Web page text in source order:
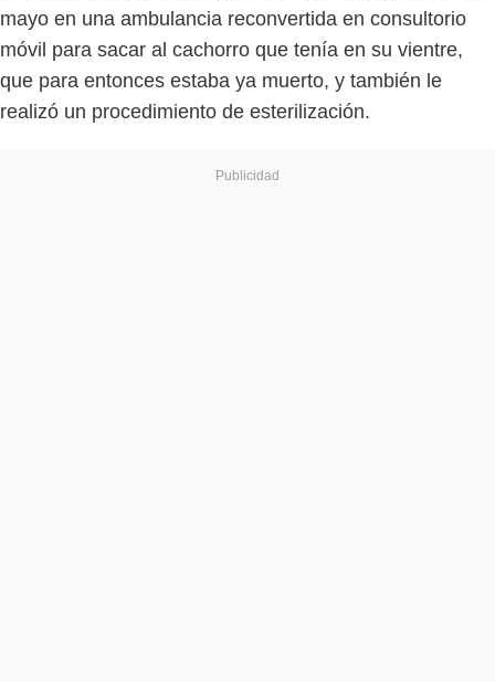
mayo en una ambulancia reconvertida en consultorio
móvil para sacar al cachorro que tenía en su vientre,
que para entonces estaba ya muerto, y también le
realizó un procedimiento de esterilización.